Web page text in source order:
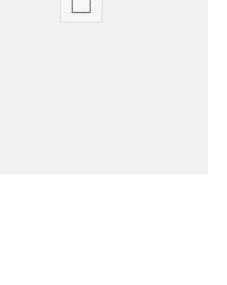
Indstillinger